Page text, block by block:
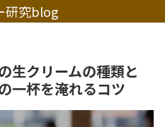
研究blog
生クリームの種類と
一杯を淹れるコツ